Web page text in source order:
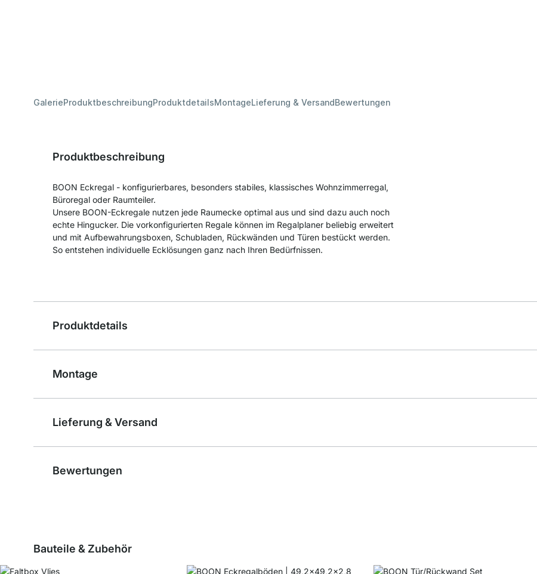
GalerieProduktbeschreibungProduktdetailsMontageLieferung & VersandBewertungen
Produktbeschreibung
BOON Eckregal - konfigurierbares, besonders stabiles, klassisches Wohnzimmerregal,
Büroregal oder Raumteiler.
Unsere BOON-Eckregale nutzen jede Raumecke optimal aus und sind dazu auch noch
echte Hingucker. Die vorkonfigurierten Regale können im Regalplaner beliebig erweitert
und mit Aufbewahrungsboxen, Schubladen, Rückwänden und Türen bestückt werden.
So entstehen individuelle Ecklösungen ganz nach Ihren Bedürfnissen.
Produktdetails
Montage
Lieferung & Versand
Bewertungen
Bauteile & Zubehör